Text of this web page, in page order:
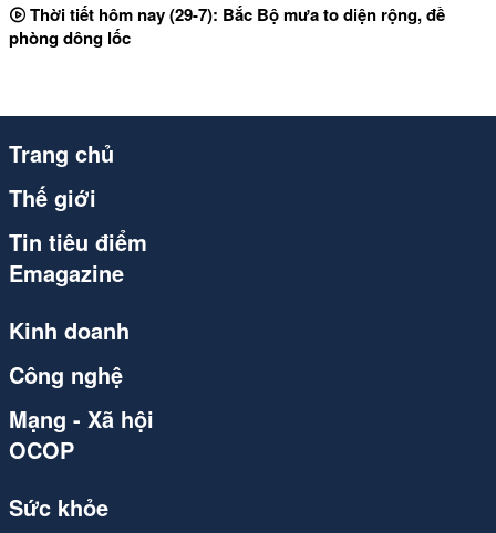
Thời tiết hôm nay (29-7): Bắc Bộ mưa to diện rộng, đề
phòng dông lốc
Trang chủ
Thế giới
Tin tiêu điểm
Emagazine
Kinh doanh
Công nghệ
Mạng - Xã hội
OCOP
Sức khỏe